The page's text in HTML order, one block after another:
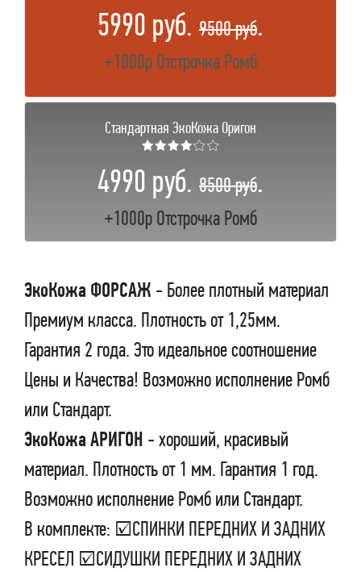
5990 руб. 9500 руб.
+1000р Отстрочка Ромб
Стандартная ЭкоКожа Оригон
★★★★☆☆
4990 руб. 8500 руб.
+1000р Отстрочка Ромб
ЭкоКожа ФОРСАЖ - Более плотный материал
Премиум класса. Плотность от 1,25мм.
Гарантия 2 года. Это идеальное соотношение
Цены и Качества! Возможно исполнение Ромб
или Стандарт.
ЭкоКожа АРИГОН - хороший, красивый
материал. Плотность от 1 мм. Гарантия 1 год.
Возможно исполнение Ромб или Стандарт.
В комплекте: ☑СПИНКИ ПЕРЕДНИХ И ЗАДНИХ
КРЕСЕЛ ☑СИДУШКИ ПЕРЕДНИХ И ЗАДНИХ